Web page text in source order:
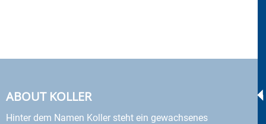
ABOUT KOLLER
Hinter dem Namen Koller steht ein gewachsenes